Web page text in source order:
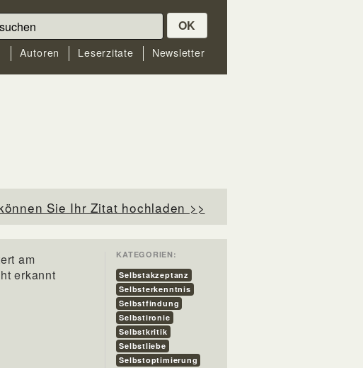
OK
Autoren Leserzitate Newsletter
Sie Ihr Zitat hochladen >>
am
erkannt
KATEGORIEN:
Selbstakzeptanz
Selbsterkenntnis
Selbstfindung
Selbstironie
Selbstkritik
Selbstliebe
Selbstoptimierung